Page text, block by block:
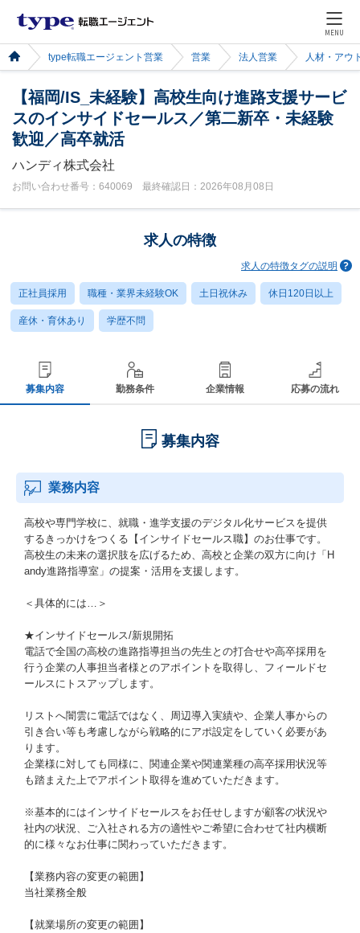
MENU
type転職エージェント営業 営業 法人営業 人材・アウ
【福岡/IS_未経験】高校生向け進路支援サービ
スのインサイドセールス／第二新卒・未経験
歓迎／高卒就活
ハンディ株式会社
お問い合わせ番号：640069 最終確認日：2026年08月08日
求人の特徴
求人の特徴タグの説明
正社員採用 職種・業界未経験OK 土日祝休み 休日120日以上
産休・育休あり 学歴不問
募集内容 勤務条件 企業情報 応募の流れ
募集内容
業務内容
高校や専門学校に、就職・進学支援のデジタル化サービスを提供
するきっかけをつくる【インサイドセールス職】のお仕事です。
高校生の未来の選択肢を広げるため、高校と企業の双方に向け「H
andy進路指導室」の提案・活用を支援します。
＜具体的には…＞
★インサイドセールス/新規開拓
電話で全国の高校の進路指導担当の先生との打合せや高卒採用を
行う企業の人事担当者様とのアポイントを取得し、フィールドセ
ールスにトスアップします。
リストへ闇雲に電話ではなく、周辺導入実績や、企業人事からの
引き合い等も考慮しながら戦略的にアポ設定をしていく必要があ
ります。
企業様に対しても同様に、関連企業や関連業種の高卒採用状況等
も踏まえた上でアポイント取得を進めていただきます。
※基本的にはインサイドセールスをお任せしますが顧客の状況や
社内の状況、ご入社される方の適性やご希望に合わせて社内横断
的に様々なお仕事に関わっていただきます。
【業務内容の変更の範囲】
当社業務全般
【就業場所の変更の範囲】